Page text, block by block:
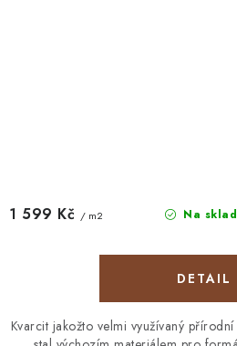
Na
1 599 Kč / m2
Kvarcit jakožto velmi využívaný